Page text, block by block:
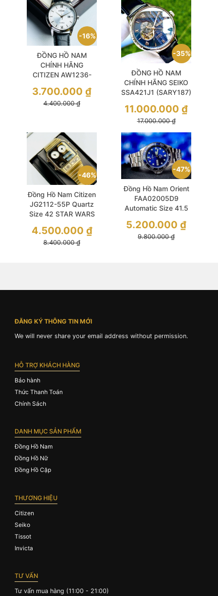
16%
ĐỒNG HỒ NAM
CHÍNH HÃNG
CITIZEN AW1236-
Dial Black Leather For
Men
4.400.000₫
3.700.000 ₫
35%
ĐỒNG HỒ NAM
CHÍNH HÃNG SEIKO
SSA421J1 (SARY187)
Blue Size 41 Phong
Cách Sang Trọng và
Tinh Tế
17.000.000₫
11.000.000 ₫
46%
Đồng Hồ Nam Citizen
JG2112-55P Quartz
Size 42 STAR WARS
Wars
8.400.000₫
4.500.000 ₫
47%
Đồng Hồ Nam Orient
FAA02005D9
Automatic Size 41.5
9.800.000₫
5.200.000 ₫
ĐĂNG KÝ THÔNG TIN MỚI
We will never share your email address without permission.
HỖ TRỢ KHÁCH HÀNG
Bảo hành
Thức Thanh Toán
Chính Sách
DANH MỤC SẢN PHẨM
Đồng Hồ Nam
Đồng Hồ Nữ
Đồng Hồ Cặp
THƯƠNG HIỆU
Citizen
Seiko
Tissot
Invicta
TƯ VẤN
Tư vấn mua hàng (11:00 - 21:00)